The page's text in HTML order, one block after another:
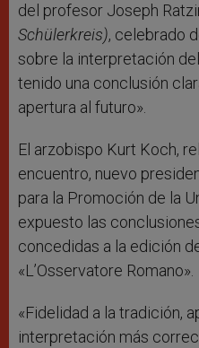
del profesor Joseph
Schülerkreis), celebrado
sobre la interpretación
tenido una conclusión
apertura al futuro».
El arzobispo Kurt Koch,
encuentro, nuevo
para la Promoción de la
expuesto las
concedidas a la edición
«L’Osservatore Romano».
«Fidelidad a la tradición,
interpretación más